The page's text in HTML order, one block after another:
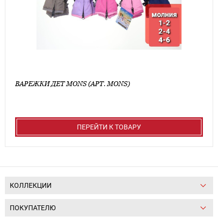
ВАРЕЖКИ ДЕТ MONS (АРТ. MONS)
ПЕРЕЙТИ К ТОВАРУ
КОЛЛЕКЦИИ
ПОКУПАТЕЛЮ